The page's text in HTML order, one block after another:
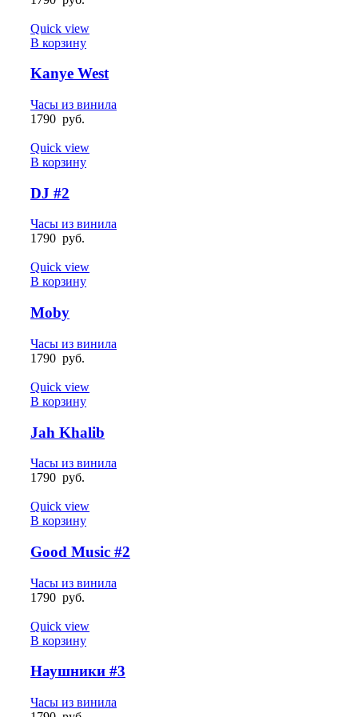
Quick view
В корзину
Kanye West
Часы из винила
1790 руб.
Quick view
В корзину
DJ #2
Часы из винила
1790 руб.
Quick view
В корзину
Moby
Часы из винила
1790 руб.
Quick view
В корзину
Jah Khalib
Часы из винила
1790 руб.
Quick view
В корзину
Good Music #2
Часы из винила
1790 руб.
Quick view
В корзину
Наушники #3
Часы из винила